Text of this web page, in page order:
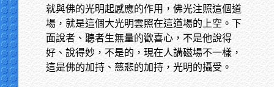
就與佛的光明起感應的作用，佛光注照這個道
場，就是這個大光明雲照在這道場的上空。下
面說者、聽者生無量的歡喜心，不是他說得
好、說得妙，不是的，現在人講磁場不一樣，
這是佛的加持、慈悲的加持，光明的攝受。